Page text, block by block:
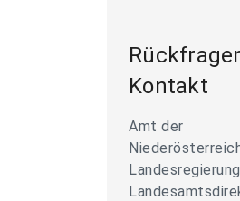
Kontakt
Amt der
Landesregierung